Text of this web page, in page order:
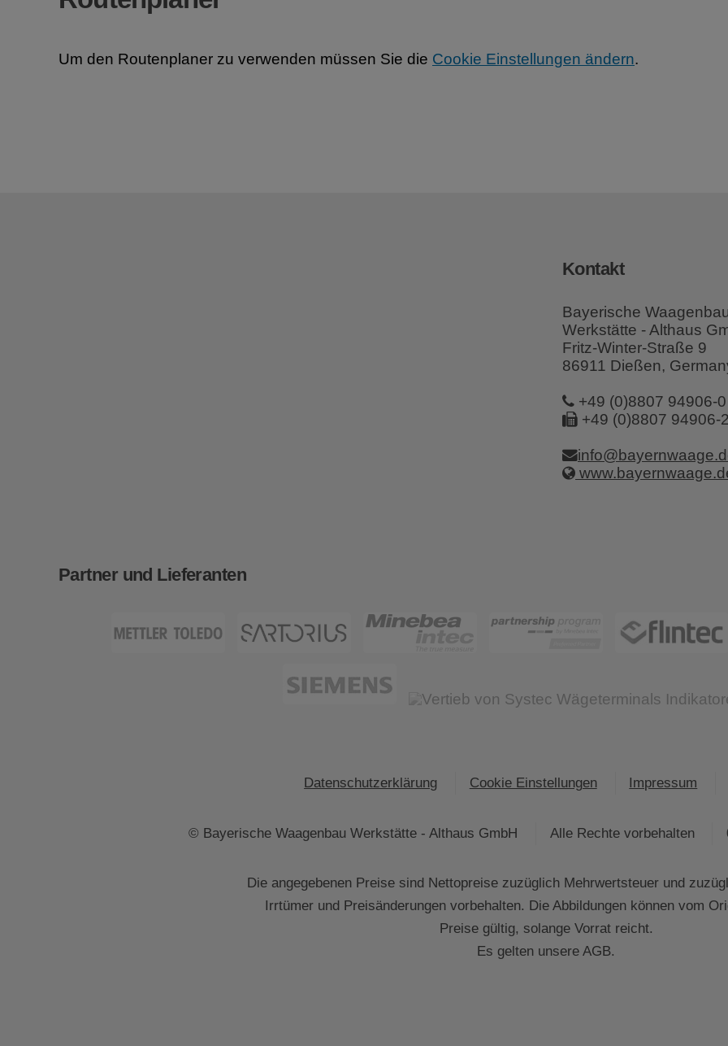
Um den Routenplaner zu verwenden müssen Sie die Cookie Einstellungen ändern.
Kontakt
Bayerische
Werkstätte - Althaus
Fritz-Winter-Straße 9
86911 Dießen,
+49 (0)8807 94906-0
+49 (0)8807 94906-
Partner und Lieferanten
Datenschutzerklärung Cookie Einstellungen Impressum
© Bayerische Waagenbau Werkstätte - Althaus GmbH Alle Rechte vorbehalten
Die angegebenen Preise sind Nettopreise zuzüglich Mehrwertsteuer und
Irrtümer und Preisänderungen vorbehalten. Die Abbildungen können vom
Preise gültig, solange Vorrat reicht.
Es gelten unsere AGB.